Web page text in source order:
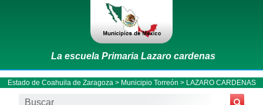
La escuela Primaria Lazaro cardenas
Estado de Coahuila de Zaragoza > Municipio Torreón > LAZARO CARDENAS